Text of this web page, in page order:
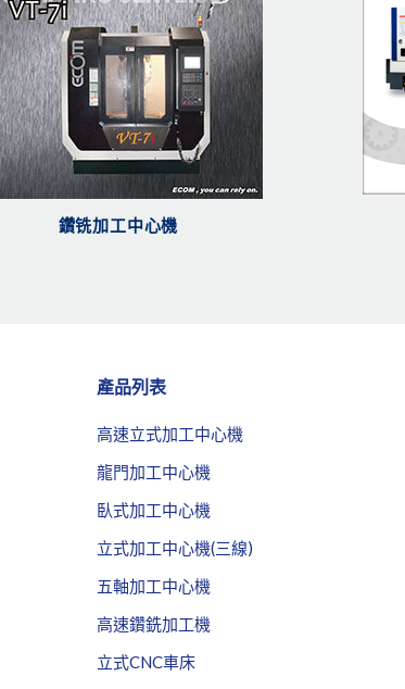
鑽铣加工中心機
產品列表
高速立式加工中心機
龍門加工中心機
臥式加工中心機
立式加工中心機(三線)
五軸加工中心機
高速鑽銑加工機
立式CNC車床